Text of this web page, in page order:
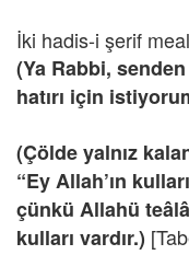
İki hadis-i şerif
(Ya Rabbi,
hatırı için
(Çölde yalnız
“Ey Allah’ın
çünkü Allahü
kulları vardır.)